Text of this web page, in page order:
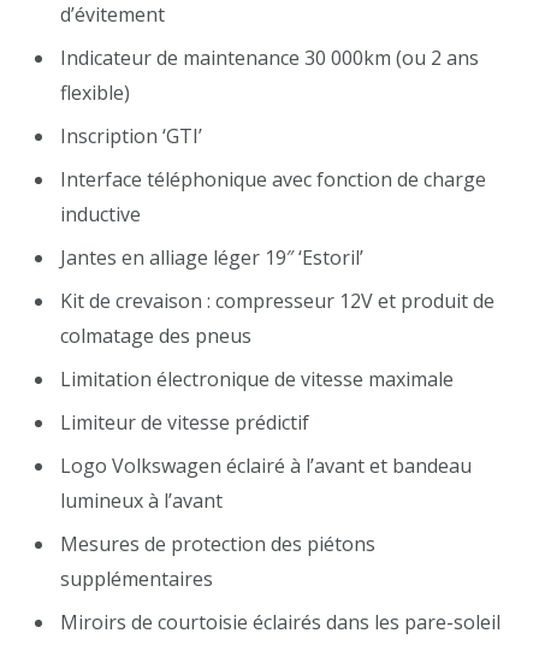
d’évitement
Indicateur de maintenance 30 000km (ou 2 ans
flexible)
Inscription ‘GTI’
Interface téléphonique avec fonction de charge
inductive
Jantes en alliage léger 19″ ‘Estoril’
Kit de crevaison : compresseur 12V et produit de
colmatage des pneus
Limitation électronique de vitesse maximale
Limiteur de vitesse prédictif
Logo Volkswagen éclairé à l’avant et bandeau
lumineux à l’avant
Mesures de protection des piétons
supplémentaires
Miroirs de courtoisie éclairés dans les pare-soleil